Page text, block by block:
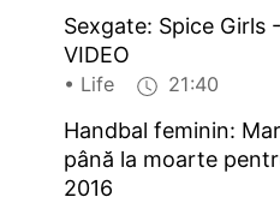
Sexgate: Spice Girls
VIDEO
• Life 21:40
Handbal feminin:
până la moarte
2016